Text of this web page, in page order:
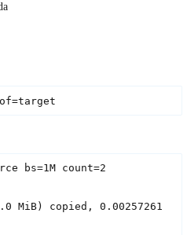
bs=1M count=2
MiB) copied, 0.00257261